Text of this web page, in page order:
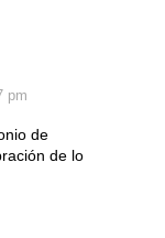
pm
de
de lo